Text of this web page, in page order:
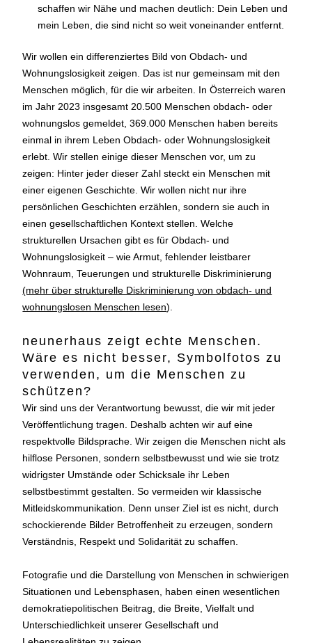
schaffen wir Nähe und machen deutlich: Dein Leben und
mein Leben, die sind nicht so weit voneinander entfernt.
Wir wollen ein differenziertes Bild von Obdach- und
Wohnungslosigkeit zeigen. Das ist nur gemeinsam mit den
Menschen möglich, für die wir arbeiten. In Österreich waren
im Jahr 2023 insgesamt 20.500 Menschen obdach- oder
wohnungslos gemeldet, 369.000 Menschen haben bereits
einmal in ihrem Leben Obdach- oder Wohnungslosigkeit
erlebt. Wir stellen einige dieser Menschen vor, um zu
zeigen: Hinter jeder dieser Zahl steckt ein Menschen mit
einer eigenen Geschichte. Wir wollen nicht nur ihre
persönlichen Geschichten erzählen, sondern sie auch in
einen gesellschaftlichen Kontext stellen. Welche
strukturellen Ursachen gibt es für Obdach- und
Wohnungslosigkeit – wie Armut, fehlender leistbarer
Wohnraum, Teuerungen und strukturelle Diskriminierung
(mehr über strukturelle Diskriminierung von obdach- und
wohnungslosen Menschen lesen).
neunerhaus zeigt echte Menschen.
Wäre es nicht besser, Symbolfotos zu
verwenden, um die Menschen zu
schützen?
Wir sind uns der Verantwortung bewusst, die wir mit jeder
Veröffentlichung tragen. Deshalb achten wir auf eine
respektvolle Bildsprache. Wir zeigen die Menschen nicht als
hilflose Personen, sondern selbstbewusst und wie sie trotz
widrigster Umstände oder Schicksale ihr Leben
selbstbestimmt gestalten. So vermeiden wir klassische
Mitleidskommunikation. Denn unser Ziel ist es nicht, durch
schockierende Bilder Betroffenheit zu erzeugen, sondern
Verständnis, Respekt und Solidarität zu schaffen.
Fotografie und die Darstellung von Menschen in schwierigen
Situationen und Lebensphasen, haben einen wesentlichen
demokratiepolitischen Beitrag, die Breite, Vielfalt und
Unterschiedlichkeit unserer Gesellschaft und